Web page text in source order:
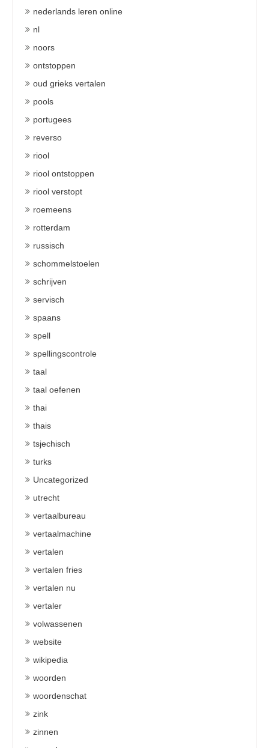
nederlands leren online
nl
noors
ontstoppen
oud grieks vertalen
pools
portugees
reverso
riool
riool ontstoppen
riool verstopt
roemeens
rotterdam
russisch
schommelstoelen
schrijven
servisch
spaans
spell
spellingscontrole
taal
taal oefenen
thai
thais
tsjechisch
turks
Uncategorized
utrecht
vertaalbureau
vertaalmachine
vertalen
vertalen fries
vertalen nu
vertaler
volwassenen
website
wikipedia
woorden
woordenschat
zink
zinnen